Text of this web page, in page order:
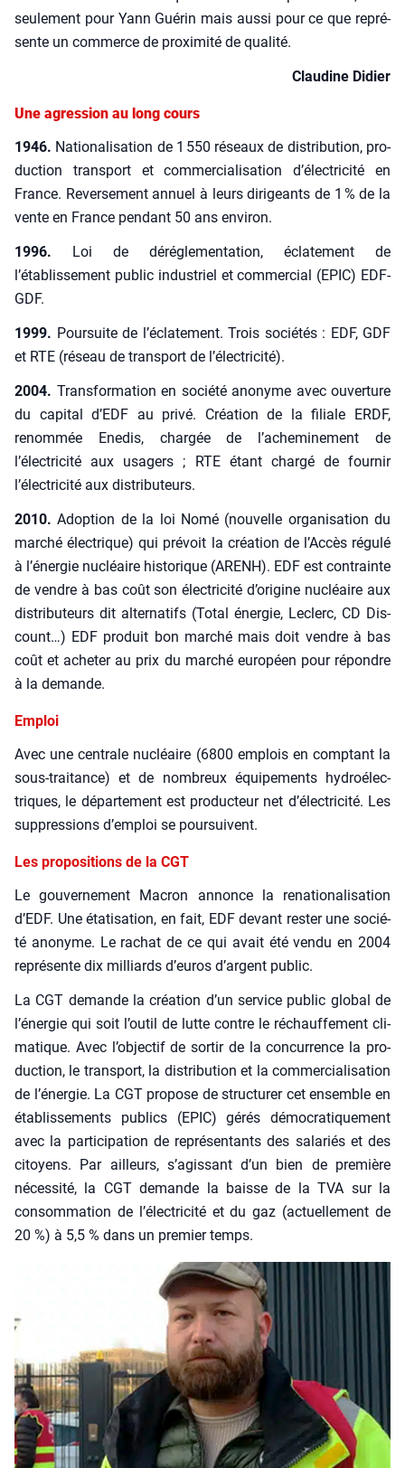
seule­ment pour Yann Gué­rin mais aus­si pour ce que repré­
sente un com­merce de proxi­mi­té de qua­li­té.
Clau­dine Didier
Une agression au long cours
1946. Natio­na­li­sa­tion de 1 550 réseaux de dis­tri­bu­tion, pro­
duc­tion trans­port et com­mer­cia­li­sa­tion d’électricité en
France. Rever­se­ment annuel à leurs diri­geants de 1 % de la
vente en France pen­dant 50 ans envi­ron.
1996. Loi de déré­gle­men­ta­tion, écla­te­ment de
l’établissement public indus­triel et com­mer­cial (EPIC) EDF-
GDF.
1999. Pour­suite de l’éclatement. Trois socié­tés : EDF, GDF
et RTE (réseau de trans­port de l’électricité).
2004. Trans­for­ma­tion en socié­té ano­nyme avec ouver­ture
du capi­tal d’EDF au pri­vé. Créa­tion de la filiale ERDF,
renom­mée Ene­dis, char­gée de l’acheminement de
l’électricité aux usa­gers ; RTE étant char­gé de four­nir
l’électricité aux dis­tri­bu­teurs.
2010. Adop­tion de la loi Nomé (nou­velle orga­ni­sa­tion du
mar­ché élec­trique) qui pré­voit la créa­tion de l’Accès régu­lé
à l’énergie nucléaire his­to­rique (ARENH). EDF est contrainte
de vendre à bas coût son élec­tri­ci­té d’origine nucléaire aux
dis­tri­bu­teurs dit alter­na­tifs (Total éner­gie, Leclerc, CD Dis­
count…) EDF pro­duit bon mar­ché mais doit vendre à bas
coût et ache­ter au prix du mar­ché euro­péen pour répondre
à la demande.
Emploi
Avec une cen­trale nucléaire (6800 emplois en comp­tant la
sous-trai­tance) et de nom­breux équi­pe­ments hydro­élec­
triques, le dépar­te­ment est pro­duc­teur net d’électricité. Les
sup­pres­sions d’emploi se pour­suivent.
Les propositions de la CGT
Le gou­ver­ne­ment Macron annonce la rena­tio­na­li­sa­tion
d’EDF. Une éta­ti­sa­tion, en fait, EDF devant res­ter une socié­
té ano­nyme. Le rachat de ce qui avait été ven­du en 2004
repré­sente dix mil­liards d’euros d’argent public.
La CGT demande la créa­tion d’un ser­vice public glo­bal de
l’énergie qui soit l’outil de lutte contre le réchauf­fe­ment cli­
ma­tique. Avec l’objectif de sor­tir de la concur­rence la pro­
duc­tion, le trans­port, la dis­tri­bu­tion et la com­mer­cia­li­sa­tion
de l’énergie. La CGT pro­pose de struc­tu­rer cet ensemble en
éta­blis­se­ments publics (EPIC) gérés démo­cra­ti­que­ment
avec la par­ti­ci­pa­tion de repré­sen­tants des sala­riés et des
citoyens. Par ailleurs, s’agissant d’un bien de pre­mière
néces­si­té, la CGT demande la baisse de la TVA sur la
consom­ma­tion de l’électricité et du gaz (actuel­le­ment de
20 %) à 5,5 % dans un pre­mier temps.